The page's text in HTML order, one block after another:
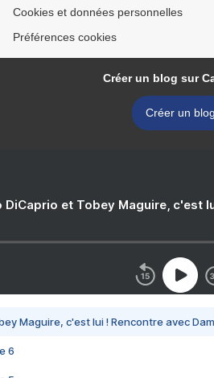
Cookies et données personnelles
Préférences cookies
Créer un blog sur
Créer un blog
DiCaprio et Tobey Maguire, c'est
Maguire, c'est lui ! Rencontre avec
6